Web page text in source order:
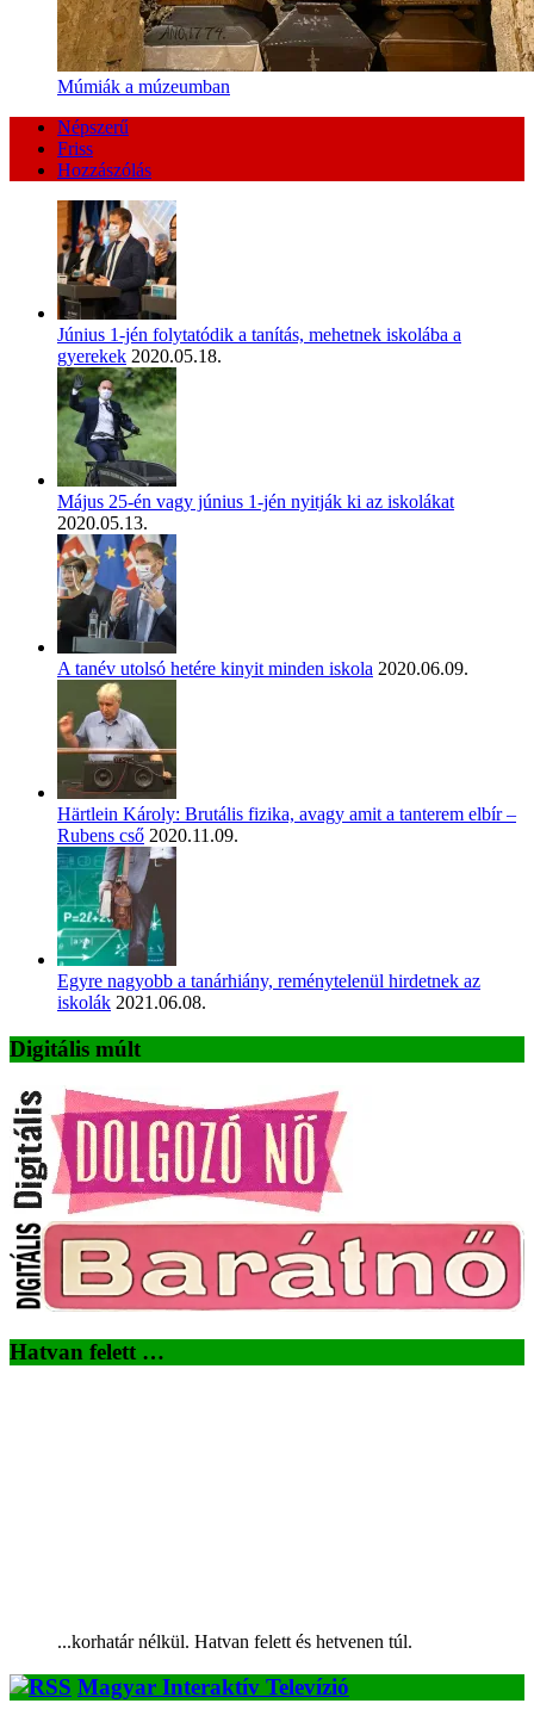
Múmiák a múzeumban
Népszerű
Friss
Hozzászólás
Június 1-jén folytatódik a tanítás, mehetnek iskolába a
gyerekek 2020.05.18.
Május 25-én vagy június 1-jén nyitják ki az iskolákat
2020.05.13.
A tanév utolsó hetére kinyit minden iskola 2020.06.09.
Härtlein Károly: Brutális fizika, avagy amit a tanterem elbír –
Rubens cső 2020.11.09.
Egyre nagyobb a tanárhiány, reménytelenül hirdetnek az
iskolák 2021.06.08.
Digitális múlt
Hatvan felett …
...korhatár nélkül. Hatvan felett és hetvenen túl.
Magyar Interaktív Televízió